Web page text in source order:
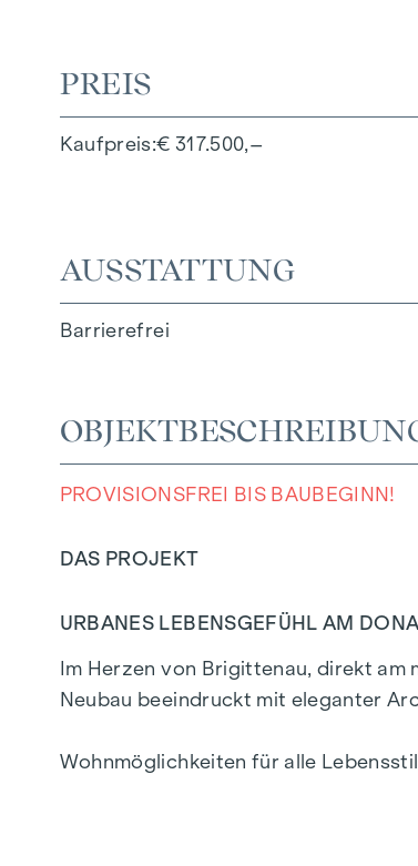
PREIS
Kaufpreis € 317.500,–
AUSSTATTUNG
Barrierefrei
PROVISIONSFREI BIS BAUBEGINN!
DAS PROJEKT
URBANES LEBENSGEFÜHL AM
Im Herzen von Brigittenau, direkt
Neubau beeindruckt mit eleganter
Wohnmöglichkeiten für alle